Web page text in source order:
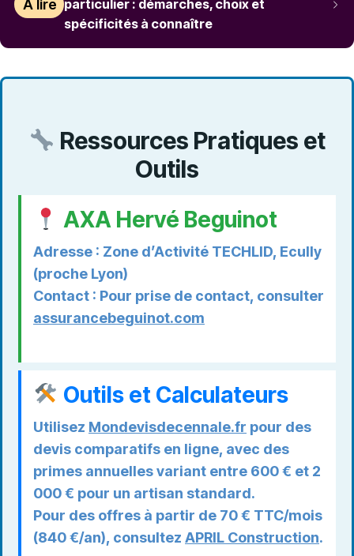
À lire particulier : démarches, choix et
spécificités à connaître
Ressources Pratiques et
Outils
AXA Hervé Beguinot
Adresse : Zone d’Activité TECHLID, Ecully
(proche Lyon)
Contact : Pour prise de contact, consulter
assurancebeguinot.com
Outils et Calculateurs
Utilisez Mondevisdecennale.fr pour des
devis comparatifs en ligne, avec des
primes annuelles variant entre 600 € et 2
000 € pour un artisan standard.
Pour des offres à partir de 70 € TTC/mois
(840 €/an), consultez APRIL Construction.